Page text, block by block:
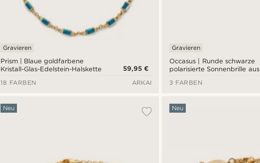
Prism | Blaue goldfarbene
Kristall-Glas-Edelstein-Halskette
Gravieren
59,95 €
18 FARBEN
ARKAI
Occasus | Runde schwarze
polarisierte Sonnenbrille aus
Gravieren
3 FARBEN
Neu Neu